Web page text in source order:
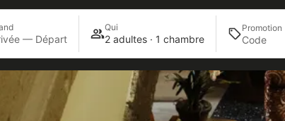
— Départ
Qui
2 adultes · 1 chambre
Promotion